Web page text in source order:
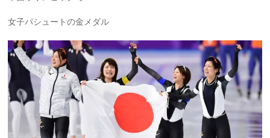
女子パシュートの金メダル